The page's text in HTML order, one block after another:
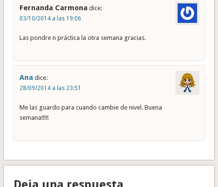
Fernanda Carmona dice:
03/10/2014 a las 19:06
Las pondre n práctica la otra semana gracias.
Ana dice:
28/09/2014 a las 23:51
Me las guardo para cuando cambie de nivel. Buena
semana!!!!!